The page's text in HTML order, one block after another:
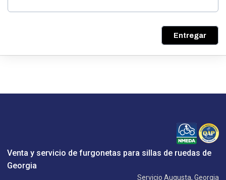
Entregar
Venta y servicio de furgonetas para sillas de ruedas de
Georgia
Servicio Augusta, Georgia